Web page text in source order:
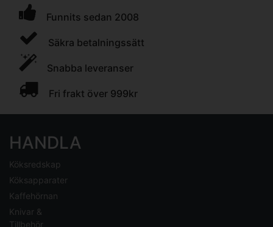
Funnits sedan 2008
Säkra betalningssätt
Snabba leveranser
Fri frakt över 999kr
HANDLA
Köksredskap
Köksapparater
Kaffehörnan
Knivar &
Tillbehör